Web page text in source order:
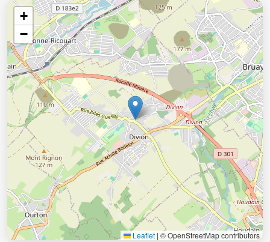
+
−
Leaflet | © OpenStreetMap contributors